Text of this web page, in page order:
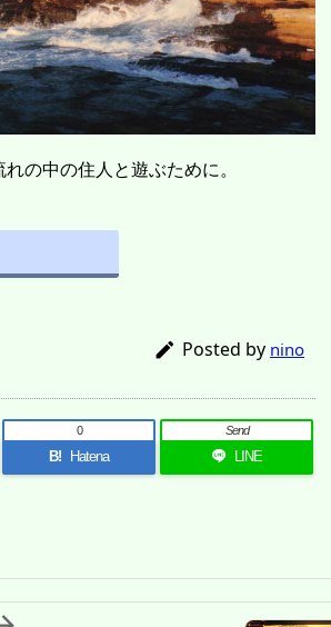
れの中の住人と遊ぶために。
 Posted by nino
B! Hatena
0
LINE
Send